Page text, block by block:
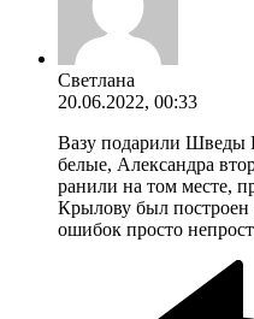
Светлана
20.06.2022, 00:33
Вазу подарили Шведы
белые, Александра
ранили на том месте,
Крылову был
ошибок просто